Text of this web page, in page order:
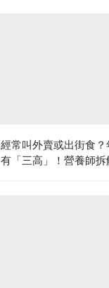
經常叫外賣或出街食
有「三高」！營養師拆